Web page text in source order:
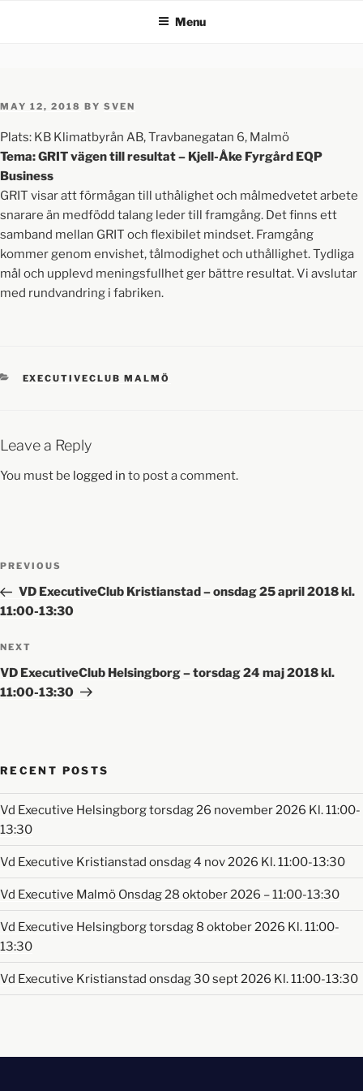
Menu
MAY 12, 2018 BY SVEN
Plats: KB Klimatbyrån AB, Travbanegatan 6, Malmö
Tema: GRIT vägen till resultat – Kjell-Åke Fyrgård EQP
Business
GRIT visar att förmågan till uthålighet och målmedvetet arbete
snarare än medfödd talang leder till framgång. Det finns ett
samband mellan GRIT och flexibilet mindset. Framgång
kommer genom envishet, tålmodighet och uthållighet. Tydliga
mål och upplevd meningsfullhet ger bättre resultat. Vi avslutar
med rundvandring i fabriken.
EXECUTIVECLUB MALMÖ
Leave a Reply
You must be logged in to post a comment.
PREVIOUS
VD ExecutiveClub Kristianstad – onsdag 25 april 2018 kl.
11:00-13:30
NEXT
VD ExecutiveClub Helsingborg – torsdag 24 maj 2018 kl.
11:00-13:30
RECENT POSTS
Vd Executive Helsingborg torsdag 26 november 2026 Kl. 11:00-
13:30
Vd Executive Kristianstad onsdag 4 nov 2026 Kl. 11:00-13:30
Vd Executive Malmö Onsdag 28 oktober 2026 – 11:00-13:30
Vd Executive Helsingborg torsdag 8 oktober 2026 Kl. 11:00-
13:30
Vd Executive Kristianstad onsdag 30 sept 2026 Kl. 11:00-13:30